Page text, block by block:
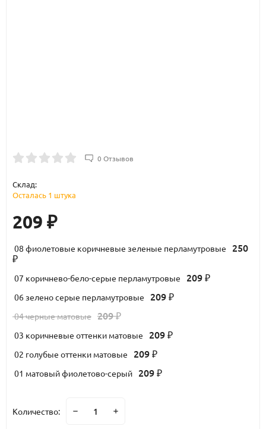
0 Отзывов
Склад:
Осталась 1 штука
209 ₽
08 фиолетовые коричневые зеленые перламутровые 250
₽
07 коричнево-бело-серые перламутровые 209 ₽
06 зелено серые перламутровые 209 ₽
04 черные матовые 209₽
03 коричневые оттенки матовые 209 ₽
02 голубые оттенки матовые 209 ₽
01 матовый фиолетово-серый 209 ₽
Количество: